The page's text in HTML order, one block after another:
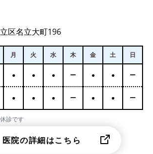
区名立大町196
月 火 水 木 金 土 日
● ● ● ー ● ● ー
● ● ● ー ● ● ー
診です
医院の詳細はこちら